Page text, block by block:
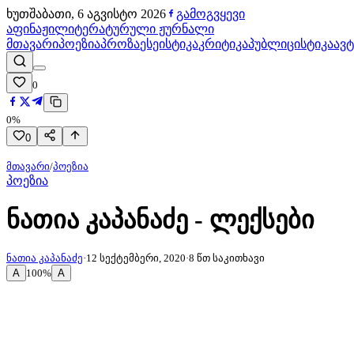
ხუთშაბათი, 6 აგვისტო 2026
გამოგვყევი
აფინაჟილიტერატურული ჟურნალი
მთავარიპოეზიაპროზაესეისტიკაკრიტიკაპუბლიცისტიკა
0
0%
0
მთავარი/პოეზია
პოეზია
ნათია კაპანაძე - ლექსები
ნათია კაპანაძე·12 სექტემბერი, 2020·8 წთ საკითხავი
A 100% A